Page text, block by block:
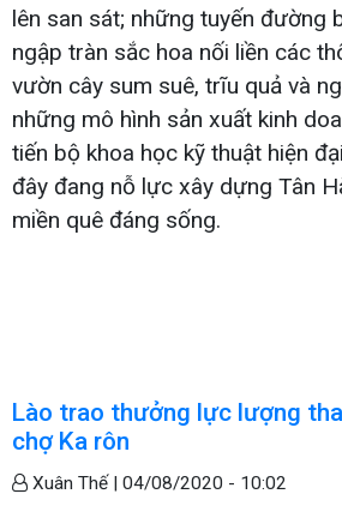
lên san sát; những tuyến đường
ngập tràn sắc hoa nối liền các
vườn cây sum suê, trĩu quả và
những mô hình sản xuất kinh
tiến bộ khoa học kỹ thuật hiện
đây đang nỗ lực xây dựng Tân
miền quê đáng sống.
Lào trao thưởng lực lượng
chợ Ka rôn
Xuân Thế | 04/08/2020 - 10:02